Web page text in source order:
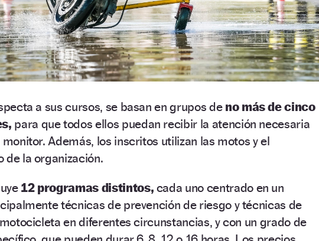
a sus cursos, se basan en grupos deno más de cinco
para que todos ellos puedan recibir la atención necesaria
Además, los inscritos utilizan las motos y el
de la organización.
12 programas distintos, cada uno centrado en un
técnicas de prevención de riesgo y técnicas de
en diferentes circunstancias, y con un grado de